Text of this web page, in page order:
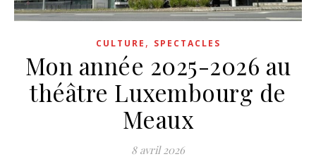
CULTURE , SPECTACLES
Mon année 2025-2026 au
théâtre Luxembourg de
Meaux
8 avril 2026